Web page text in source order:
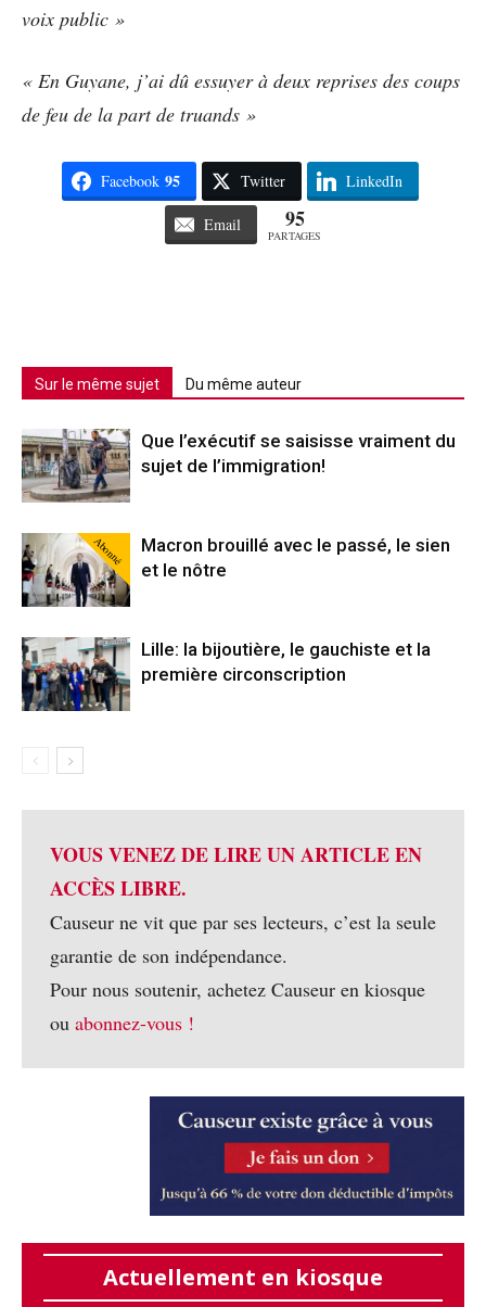
voix public »
« En Guyane, j’ai dû essuyer à deux reprises des coups
de feu de la part de truands »
Facebook 95 Twitter LinkedIn
Email 95
PARTAGES
Sur le même sujet Du même auteur
Que l’exécutif se saisisse vraiment du
sujet de l’immigration!
Abonné
Macron brouillé avec le passé, le sien
et le nôtre
Lille: la bijoutière, le gauchiste et la
première circonscription
VOUS VENEZ DE LIRE UN ARTICLE EN
ACCÈS LIBRE.
Causeur ne vit que par ses lecteurs, c’est la seule
garantie de son indépendance.
Pour nous soutenir, achetez Causeur en kiosque
ou abonnez-vous !
Actuellement en kiosque